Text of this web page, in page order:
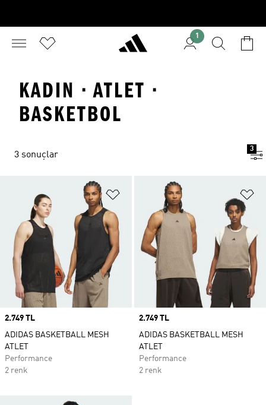
1
KADIN · ATLET ·
BASKETBOL
3 sonuçlar
3
Favori Listesine Ekle
Price
2.749 TL
ADIDAS BASKETBALL MESH
ATLET
Performance
2 renk
Price
2.749 TL
ADIDAS BASKETBALL MESH
ATLET
Performance
2 renk